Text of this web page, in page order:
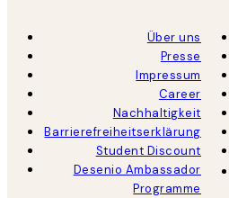
Über uns
Presse
Impressum
Career
Nachhaltigkeit
Barrierefreiheitserklärung
Student Discount
Desenio Ambassador
Programme